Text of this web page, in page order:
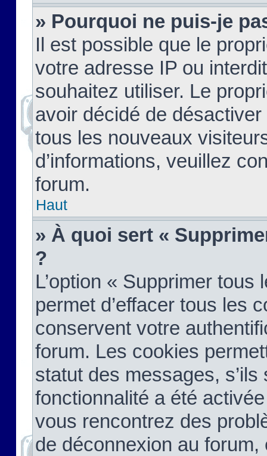
» Pourquoi ne puis-je
Il est possible que le
votre adresse IP ou
souhaitez utiliser. Le
avoir décidé de
tous les nouveaux
d’informations, veuillez
forum.
Haut
» À quoi sert «
?
L’option « Supprimer
permet d’effacer tous les
conservent votre
forum. Les cookies
statut des messages,
fonctionnalité a été
vous rencontrez des
de déconnexion au